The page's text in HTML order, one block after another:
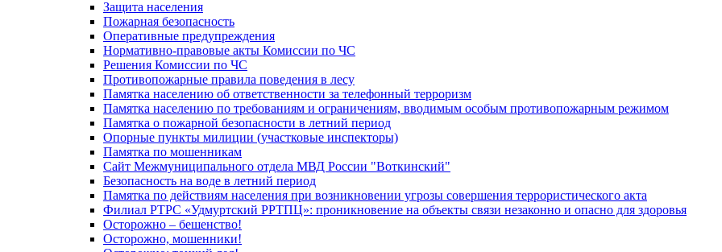
Защита населения
Пожарная безопасность
Оперативные предупреждения
Нормативно-правовые акты Комиссии по ЧС
Решения Комиссии по ЧС
Противопожарные правила поведения в лесу
Памятка населению об ответственности за телефонный терроризм
Памятка населению по требованиям и ограничениям, вводимым особым противопожарным режимом
Памятка о пожарной безопасности в летний период
Опорные пункты милиции (участковые инспекторы)
Памятка по мошенникам
Сайт Межмуниципального отдела МВД России "Воткинский"
Безопасность на воде в летний период
Памятка по действиям населения при возникновении угрозы совершения террористического акта
Филиал РТРС «Удмуртский РРТПЦ»: проникновение на объекты связи незаконно и опасно для здоровья
Осторожно – бешенство!
Осторожно, мошенники!